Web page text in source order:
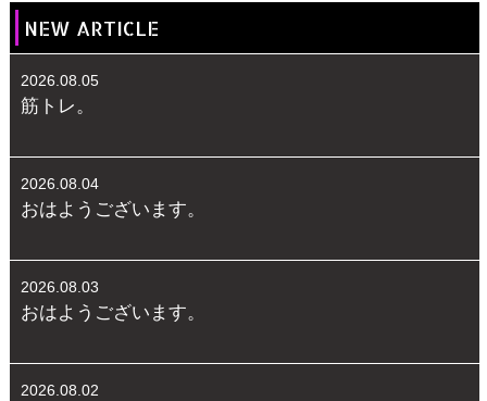
NEW ARTICLE
2026.08.05
筋トレ。
2026.08.04
おはようございます。
2026.08.03
おはようございます。
2026.08.02